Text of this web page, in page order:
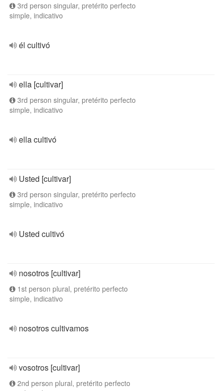
3rd person singular, pretérito perfecto
simple, indicativo
él cultivó
ella [cultivar]
3rd person singular, pretérito perfecto
simple, indicativo
ella cultivó
Usted [cultivar]
3rd person singular, pretérito perfecto
simple, indicativo
Usted cultivó
nosotros [cultivar]
1st person plural, pretérito perfecto
simple, indicativo
nosotros cultivamos
vosotros [cultivar]
2nd person plural, pretérito perfecto